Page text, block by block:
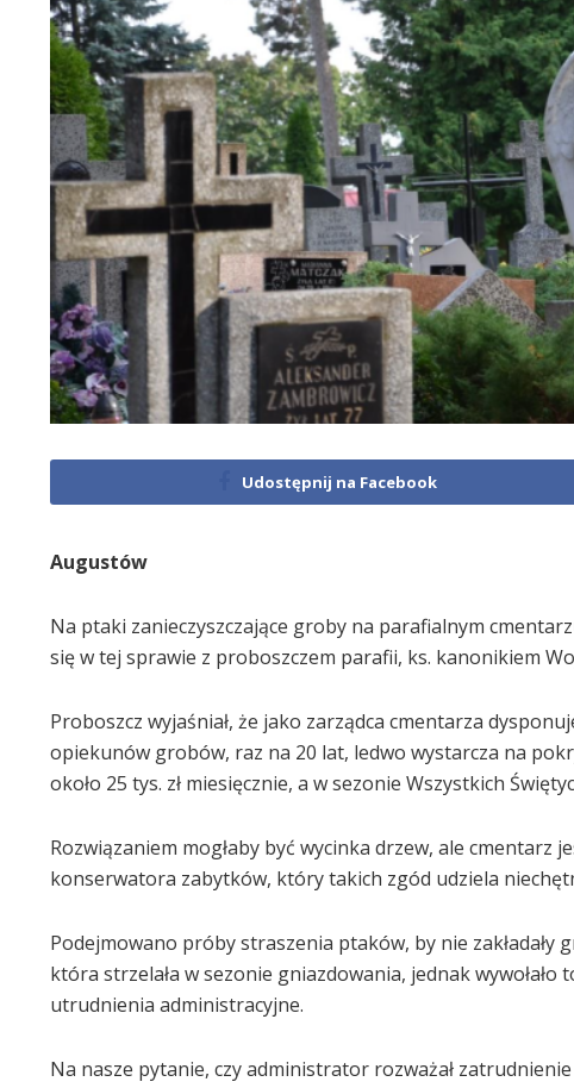
Udostępnij na Facebook
Augustów
Na ptaki zanieczyszczające groby na parafialnym
się w tej sprawie z proboszczem parafii, ks. kanonikiem
Proboszcz wyjaśniał, że jako zarządca cmentarza
opiekunów grobów, raz na 20 lat, ledwo wystarcza na
około 25 tys. zł miesięcznie, a w sezonie Wszystkich
Rozwiązaniem mogłaby być wycinka drzew, ale
konserwatora zabytków, który takich zgód udziela
Podejmowano próby straszenia ptaków, by nie
która strzelała w sezonie gniazdowania, jednak
utrudnienia administracyjne.
Na nasze pytanie, czy administrator rozważał